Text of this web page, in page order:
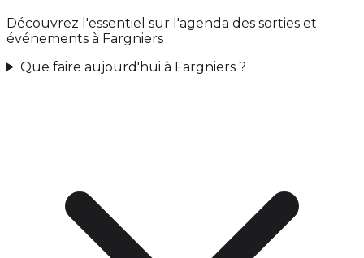
Découvrez l'essentiel sur l'agenda des sorties et
événements à Fargniers
Que faire aujourd'hui à Fargniers ?